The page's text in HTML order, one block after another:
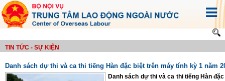
TIN TỨC - SỰ KIỆN
Danh sách dự thi và ca thi tiếng Hàn đặc biệt trên máy tính kỳ 1 năm
Danh sách dự thi và ca thi tiếng Hàn